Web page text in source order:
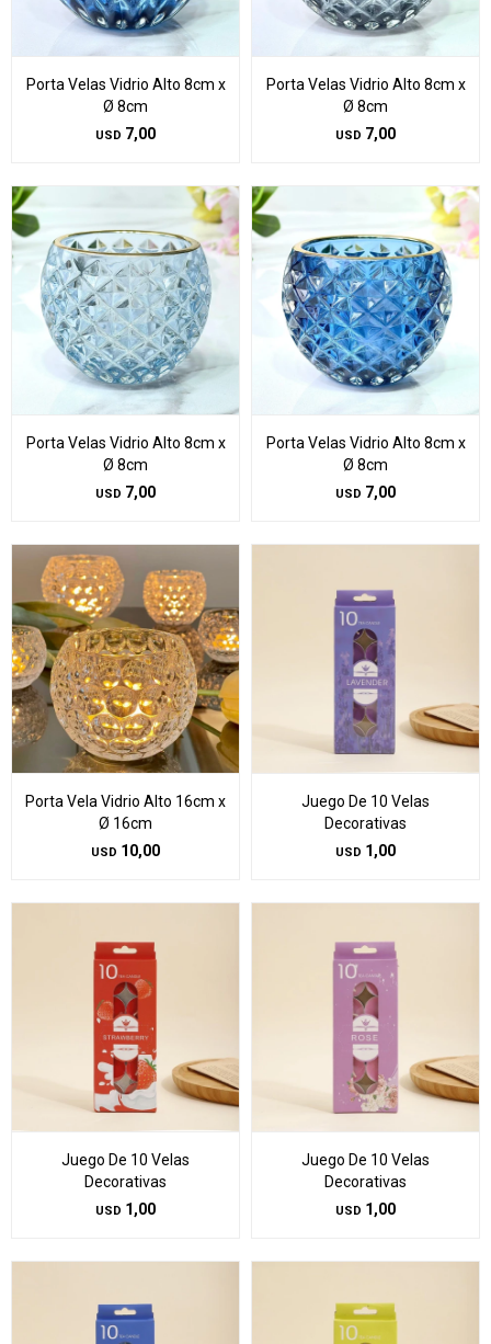
Porta Velas Vidrio Alto 8cm x
Ø 8cm
USD 7,00
Porta Velas Vidrio Alto 8cm x
Ø 8cm
USD 7,00
Porta Velas Vidrio Alto 8cm x
Ø 8cm
USD 7,00
Porta Velas Vidrio Alto 8cm x
Ø 8cm
USD 7,00
Porta Vela Vidrio Alto 16cm x
Ø 16cm
USD 10,00
Juego De 10 Velas
Decorativas
USD 1,00
Juego De 10 Velas
Decorativas
USD 1,00
Juego De 10 Velas
Decorativas
USD 1,00